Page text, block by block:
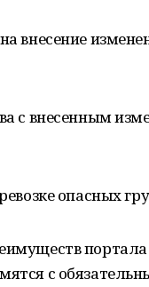
внесение
с внесенным
опасных
портала
с